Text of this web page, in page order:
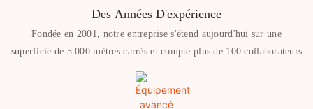
Des Années D'expérience
Fondée en 2001, notre entreprise s'étend aujourd'hui sur une
superficie de 5 000 mètres carrés et compte plus de 100 collaborateurs